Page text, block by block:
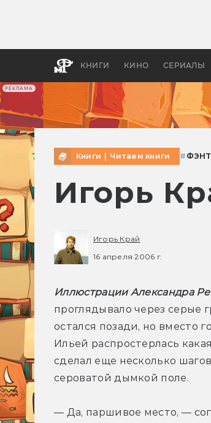
РЕКЛАМА
КНИГИ КИНО СЕРИАЛЫ
Книги Читаем книги #
Игорь
Игорь Край
16 апреля 2006 г.
Иллюстрации Александра
проглядывало через серые
остался позади, но вместо
Ильей распростерлась
сделал еще несколько
сероватой дымкой поле.
— Да, паршивое место, —